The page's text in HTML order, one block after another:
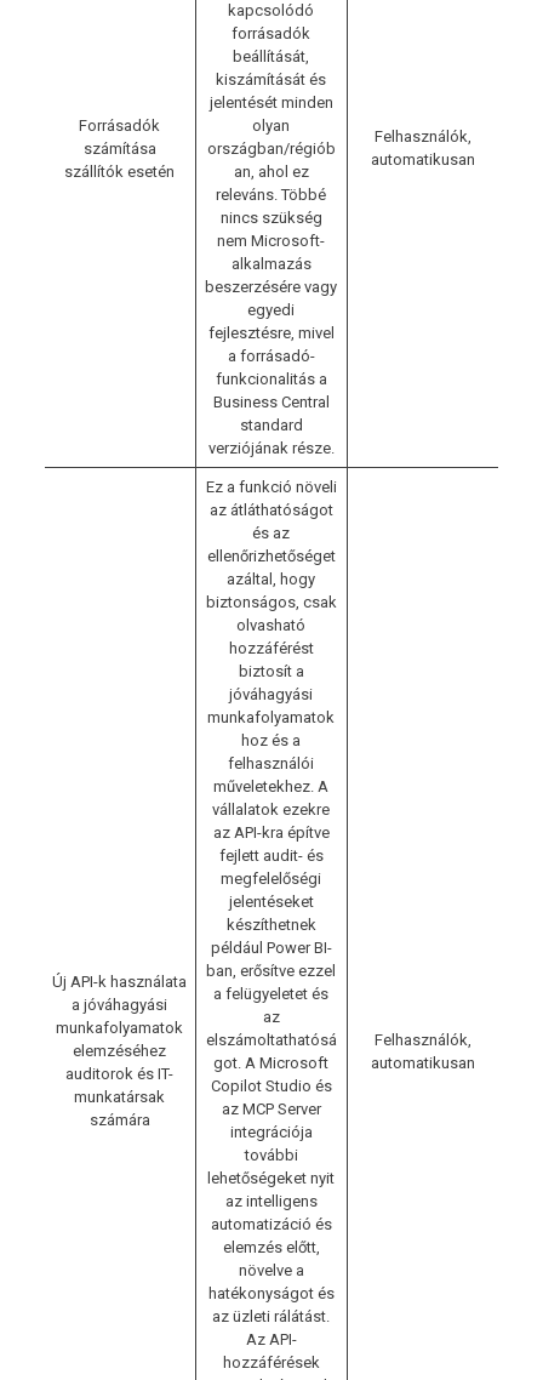
Forrásadók
számítása
szállítók esetén
kapcsolódó
forrásadók
beállítását,
kiszámítását és
jelentését minden
olyan
országban/régiób
an, ahol ez
releváns. Többé
nincs szükség
nem Microsoft-
alkalmazás
beszerzésére vagy
egyedi
fejlesztésre, mivel
a forrásadó-
funkcionalitás a
Business Central
standard
verziójának része.
Felhasználók,
automatikusan
Új API-k használata
a jóváhagyási
munkafolyamatok
elemzéséhez
auditorok és IT-
munkatársak
számára
Ez a funkció növeli
az átláthatóságot
és az
ellenőrizhetőséget
azáltal, hogy
biztonságos, csak
olvasható
hozzáférést
biztosít a
jóváhagyási
munkafolyamatok
hoz és a
felhasználói
műveletekhez. A
vállalatok ezekre
az API-kra építve
fejlett audit- és
megfelelőségi
jelentéseket
készíthetnek
például Power BI-
ban, erősítve ezzel
a felügyeletet és
az
elszámoltathatósá
got. A Microsoft
Copilot Studio és
az MCP Server
integrációja
további
lehetőségeket nyit
az intelligens
automatizáció és
elemzés előtt,
növelve a
hatékonyságot és
az üzleti rálátást.
Az API-
hozzáférések
Felhasználók,
automatikusan